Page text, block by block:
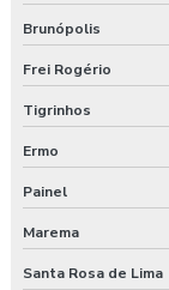
Brunópolis
Frei Rogério
Tigrinhos
Ermo
Painel
Marema
Santa Rosa de Lima